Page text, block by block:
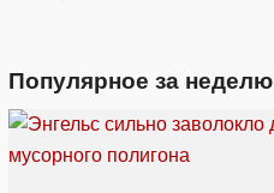
Популярное за неделю